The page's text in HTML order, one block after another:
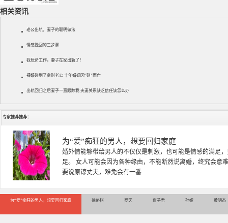
相关资讯
老公出轨，妻子的聪明做法
情感挽回的三步骤
我玩命工作，妻子在家出轨了！
裸婚碰到了贪财老公 十年婚姻因“财”而亡
出轨回归之后妻子一直跟踪我 夫妻关系缺乏信任该怎么办
专家推荐推荐：
徐珞棋
徐珞棋，婚姻家庭咨询师，毕业于重庆师范大学心理学专业
多年，对婚姻情感分析、恋爱择偶、夫妻关系，情感挽回、
千小时，积累了丰富的咨
为“爱”痴狂的男人，想要回归家庭 徐珞棋 罗天 詹子君 孙娅 黄明杰